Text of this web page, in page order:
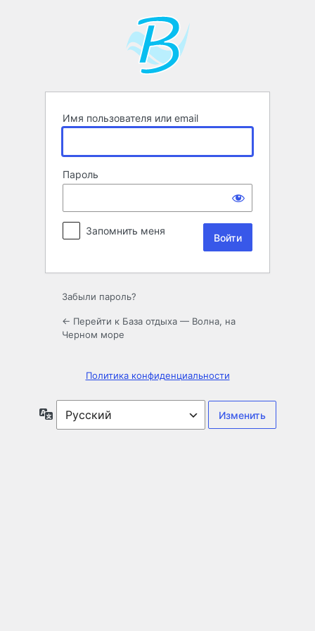
Имя пользователя или email
Пароль
Запомнить меня
Забыли пароль?
← Перейти к База отдыха — Волна, на
Черном море
Политика конфиденциальности
Язык